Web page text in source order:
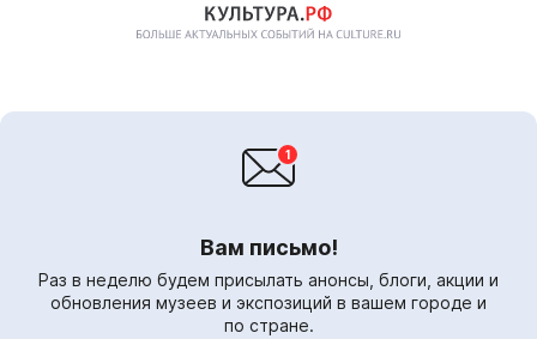
Вам письмо!
Раз в неделю будем присылать анонсы, блоги, акции и
обновления музеев и экспозиций в вашем городе и
по стране.